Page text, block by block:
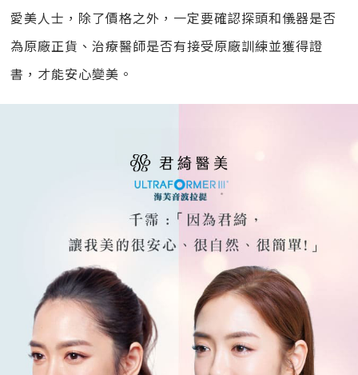
愛美人士，除了價格之外，一定要確認探頭和儀器是否
為原廠正貨、治療醫師是否有接受原廠訓練並獲得證
書，才能安心變美。